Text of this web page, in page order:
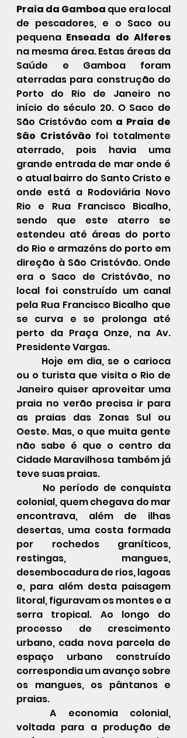
Praia da Gamboa que era local
de pescadores, e o Saco ou
pequena Enseada do Alferes
na mesma área. Estas áreas da
Saúde e Gamboa foram
aterradas para construção do
Porto do Rio de Janeiro no
início do século 20. O Saco de
São Cristóvão com a Praia de
São Cristóvão foi totalmente
aterrado, pois havia uma
grande entrada de mar onde é
o atual bairro do Santo Cristo e
onde está a Rodoviária Novo
Rio e Rua Francisco Bicalho,
sendo que este aterro se
estendeu até áreas do porto
do Rio e armazéns do porto em
direção à São Cristóvão. Onde
era o Saco de Cristóvão, no
local foi construído um canal
pela Rua Francisco Bicalho que
se curva e se prolonga até
perto da Praça Onze, na Av.
Presidente Vargas.
ou o turista que visita o Rio de
Janeiro quiser aproveitar uma
praia no verão precisa ir para
as praias das Zonas Sul ou
Oeste. Mas, o que muita gente
não sabe é que o centro da
Cidade Maravilhosa também já
teve suas praias.
colonial, quem chegava do mar
encontrava, além de ilhas
desertas, uma costa formada
por rochedos graníticos,
restingas, mangues,
desembocadura de rios, lagoas
e, para além desta paisagem
litoral, figuravam os montes e a
serra tropical. Ao longo do
processo de crescimento
urbano, cada nova parcela de
espaço urbano construído
correspondia um avanço sobre
os mangues, os pântanos e
praias.
	A economia colonial,
voltada para a produção de